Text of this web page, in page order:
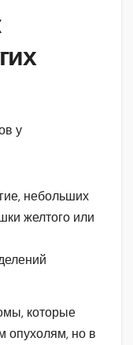
у
небольших
желтого или
которые
опухолям, но в